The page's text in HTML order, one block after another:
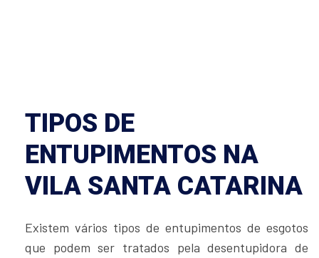
TIPOS DE
ENTUPIMENTOS NA
VILA SANTA CATARINA
Existem vários tipos de entupimentos de esgotos
que podem ser tratados pela desentupidora de